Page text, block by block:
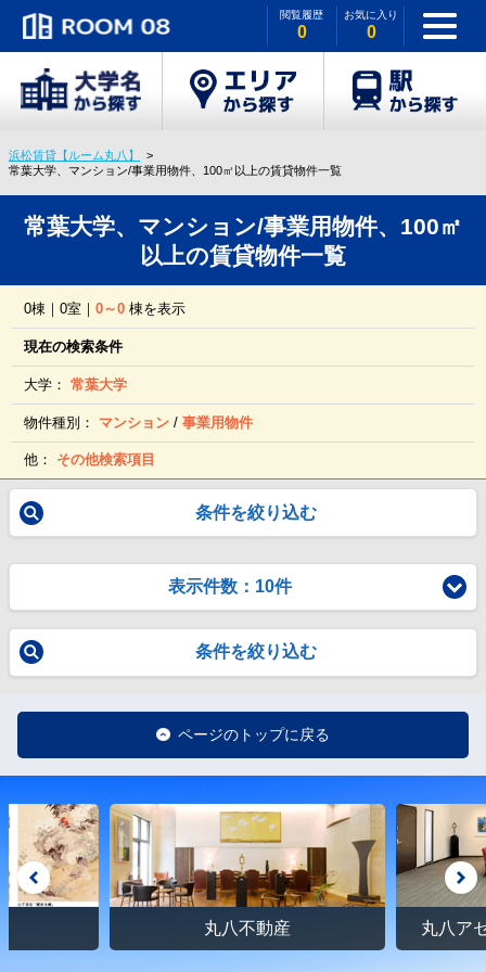
閲覧履歴
0
お気に入り
0
浜松賃貸【ルーム丸八】
常葉大学、マンション/事業用物件、100㎡以上の賃貸物件一覧
常葉大学、マンション/事業用物件、100㎡
以上の賃貸物件一覧
0棟｜0室｜0～0 棟を表示
現在の検索条件
大学：常葉大学
物件種別： マンション/事業用物件
他： その他検索項目
条件を絞り込む
表示件数：10件
条件を絞り込む
ページのトップに戻る
丸八不動産 丸八ア